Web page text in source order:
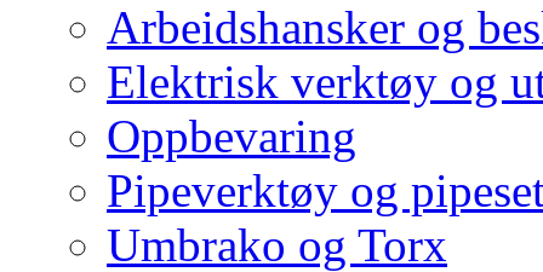
Arbeidshansker og
Elektrisk verktøy og
Oppbevaring
Pipeverktøy og
Umbrako og Torx